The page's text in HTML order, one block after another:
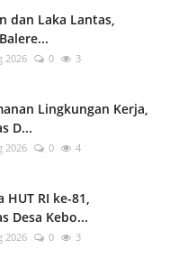
dan Laka Lantas,
2026 0 3
Lingkungan Kerja,
D...
2026 0 4
RI ke-81,
Desa Kebo...
2026 0 3